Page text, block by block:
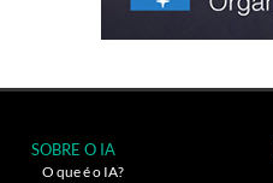
SOBRE O IA
O que é o IA?